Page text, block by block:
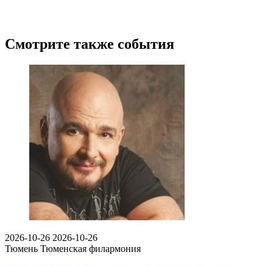
Смотрите также события
2026-10-26 2026-10-26
Тюмень Тюменская филармония